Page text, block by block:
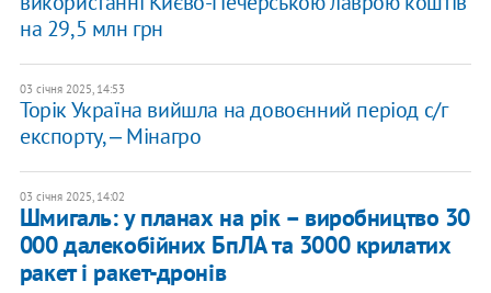
на 29,5 млн грн
03 січня 2025, 14:53
Торік Україна вийшла на довоєнний період c/г
експорту, ‒ Мінагро
03 січня 2025, 14:02
Шмигаль: у планах на рік – виробництво 30
000 далекобійних БпЛА та 3000 крилатих
ракет і ракет-дронів